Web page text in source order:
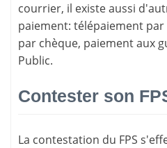
courrier, il existe aussi d'
paiement: télépaiement
par chèque, paiement aux
Public.
Contester son
La contestation du FPS